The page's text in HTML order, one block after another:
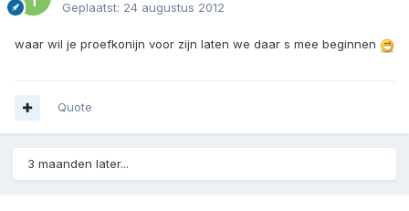
Geplaatst: 24 augustus 2012
waar wil je proefkonijn voor zijn laten we daar s mee beginnen
Quote
3 maanden later...